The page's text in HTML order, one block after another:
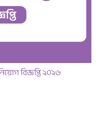
বিজ্ঞপ্তি ২০২৬